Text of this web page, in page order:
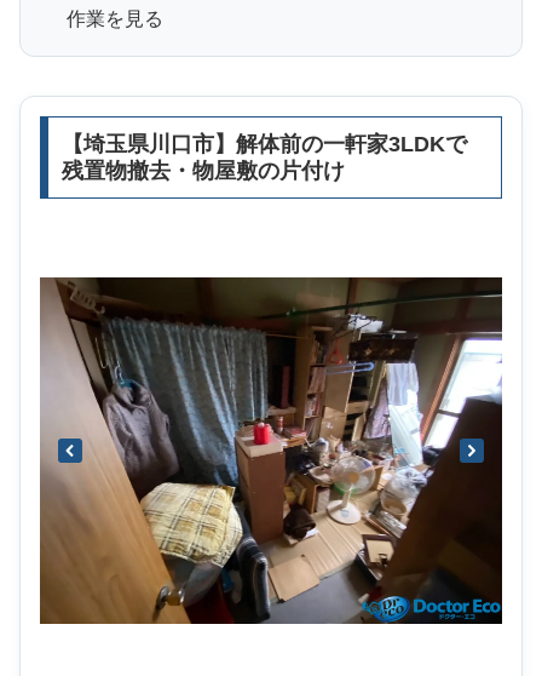
作業を見る
【埼玉県川口市】解体前の一軒家3LDKで
残置物撤去・物屋敷の片付け